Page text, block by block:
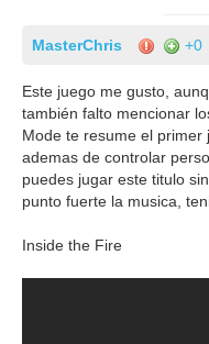
MasterChris +0
Este juego me gusto,
también falto mencionar
Mode te resume el primer
ademas de controlar
puedes jugar este titulo
punto fuerte la musica,
Inside the Fire